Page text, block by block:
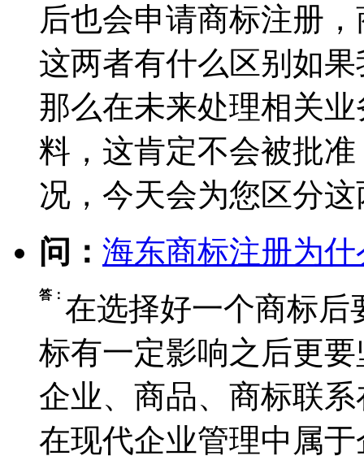
后也会申请商标注册
这两者有什么区别如
那么在未来处理相关
料，这肯定不会被批
况，今天会为您区分
问： 海东商标注册为
答： 在选择好一个商标后
标有一定影响之后更
企业、商品、商标联
在现代企业管理中属